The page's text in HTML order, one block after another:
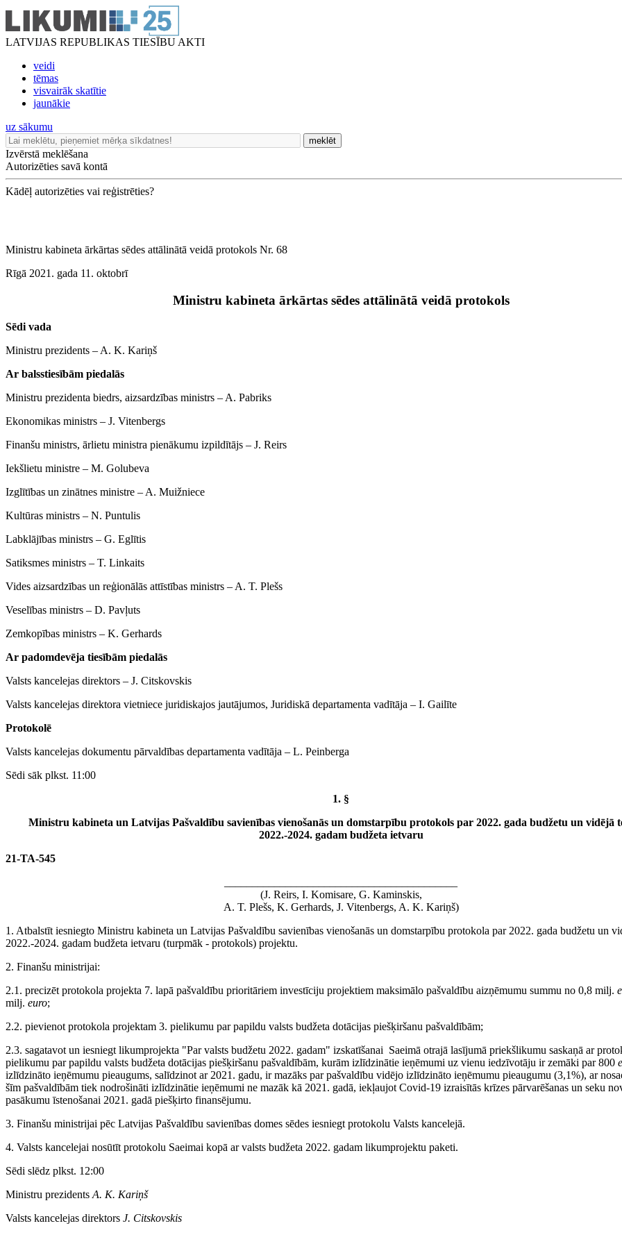
LATVIJAS REPUBLIKAS TIESĪBU AKTI
veidi
tēmas
visvairāk skatītie
jaunākie
uz sākumu
meklēt
Izvērstā meklēšana
Autorizēties savā kontā
Kādēļ autorizēties vai reģistrēties?
Ministru kabineta ārkārtas sēdes attālinātā veidā protokols Nr. 68
Rīgā 2021. gada 11. oktobrī
Ministru kabineta ārkārtas sēdes attālinātā veidā protokols
Sēdi vada
Ministru prezidents ‒ A. K. Kariņš
Ar balsstiesībām piedalās
Ministru prezidenta biedrs, aizsardzības ministrs ‒ A. Pabriks
Ekonomikas ministrs ‒ J. Vitenbergs
Finanšu ministrs, ārlietu ministra pienākumu izpildītājs ‒ J. Reirs
Iekšlietu ministre ‒ M. Golubeva
Izglītības un zinātnes ministre ‒ A. Muižniece
Kultūras ministrs ‒ N. Puntulis
Labklājības ministrs ‒ G. Eglītis
Satiksmes ministrs ‒ T. Linkaits
Vides aizsardzības un reģionālās attīstības ministrs ‒ A. T. Plešs
Veselības ministrs ‒ D. Pavļuts
Zemkopības ministrs ‒ K. Gerhards
Ar padomdevēja tiesībām piedalās
Valsts kancelejas direktors ‒ J. Citskovskis
Valsts kancelejas direktora vietniece juridiskajos jautājumos, Juridiskā departamenta vadītāja ‒ I. Gailīte
Protokolē
Valsts kancelejas dokumentu pārvaldības departamenta vadītāja ‒ L. Peinberga
Sēdi sāk plkst. 11:00
1. §
Ministru kabineta un Latvijas Pašvaldību savienības vienošanās un domstarpību protokols par 2022. gada budžetu un vidējā
2022.-2024. gadam budžeta ietvaru
21-TA-545
(J. Reirs, I. Komisare, G. Kaminskis,
A. T. Plešs, K. Gerhards, J. Vitenbergs, A. K. Kariņš)
1. Atbalstīt iesniegto Ministru kabineta un Latvijas Pašvaldību savienības vienošanās un domstarpību protokola par 2022. gada budžetu un
2022.-2024. gadam budžeta ietvaru (turpmāk - protokols) projektu.
2. Finanšu ministrijai:
2.1. precizēt protokola projekta 7. lapā pašvaldību prioritāriem investīciju projektiem maksimālo pašvaldību aizņēmumu summu no 0,8 milj.
milj. euro;
2.2. pievienot protokola projektam 3. pielikumu par papildu valsts budžeta dotācijas piešķiršanu pašvaldībām;
2.3. sagatavot un iesniegt likumprojekta "Par valsts budžetu 2022. gadam" izskatīšanai Saeimā otrajā lasījumā priekšlikumu saskaņā ar
pielikumu par papildu valsts budžeta dotācijas piešķiršanu pašvaldībām, kurām izlīdzinātie ieņēmumi uz vienu iedzīvotāju ir zemāki par 800
izlīdzināto ieņēmumu pieaugums, salīdzinot ar 2021. gadu, ir mazāks par pašvaldību vidējo izlīdzināto ieņēmumu pieaugumu (3,1%), ar
šīm pašvaldībām tiek nodrošināti izlīdzinātie ieņēmumi ne mazāk kā 2021. gadā, iekļaujot Covid-19 izraisītās krīzes pārvarēšanas un seku
pasākumu īstenošanai 2021. gadā piešķirto finansējumu.
3. Finanšu ministrijai pēc Latvijas Pašvaldību savienības domes sēdes iesniegt protokolu Valsts kancelejā.
4. Valsts kancelejai nosūtīt protokolu Saeimai kopā ar valsts budžeta 2022. gadam likumprojektu paketi.
Sēdi slēdz plkst. 12:00
Ministru prezidentsA. K. Kariņš
Valsts kancelejas direktors J. Citskovskis